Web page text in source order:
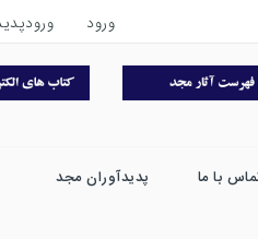
ورود
با ما پدیدآوران مجد